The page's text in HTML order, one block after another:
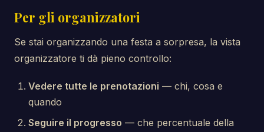
Per gli organizzatori
Se stai organizzando una festa a sorpresa, la vista
organizzatore ti dà pieno controllo:
Vedere tutte le prenotazioni — chi, cosa e
quando
Seguire il progresso — che percentuale della